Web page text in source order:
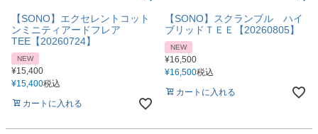
【SONO】エクセレントコット
ンミニティアードフレア
TEE【20260724】
NEW
¥15,400
¥15,400税込
カートに入れる
【SONO】スクランブル ハイ
ブリッドＴＥＥ【20260805】
NEW
¥16,500
¥16,500税込
カートに入れる